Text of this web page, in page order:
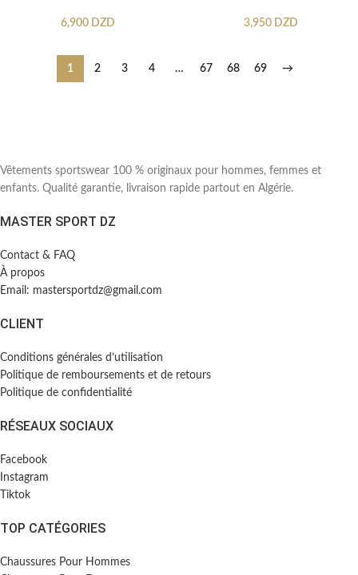
6,900 DZD 3,950 DZD
1 2 3 4 … 67 68 69 →
Vêtements sportswear 100 % originaux pour hommes, femmes et
enfants. Qualité garantie, livraison rapide partout en Algérie.
MASTER SPORT DZ
Contact & FAQ
À propos
Email: mastersportdz@gmail.com
CLIENT
Conditions générales d’utilisation
Politique de remboursements et de retours
Politique de confidentialité
RÉSEAUX SOCIAUX
Facebook
Instagram
Tiktok
TOP CATÉGORIES
Chaussures Pour Hommes